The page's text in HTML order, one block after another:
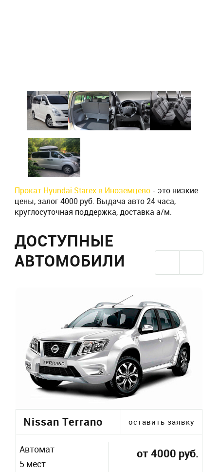
Прокат Hyundai Starex в Иноземцево - это низкие
цены, залог 4000 руб. Выдача авто 24 часа,
круглосуточная поддержка, доставка а/м.
ДОСТУПНЫЕ
АВТОМОБИЛИ
Nissan Terrano оставить заявку
Автомат
5 мест
от 4000 руб.